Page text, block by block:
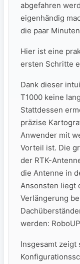
abgefahren
eigenhändig
die paar
Hier ⁢ist ‌eine
ersten Schritte
Dank dieser
T1000 keine
Stattdessen
präzise‍
Anwender mit
Vorteil ‍ist. Die
der RTK-
die Antenne in
Ansonsten liegt
Verlängerung
werden:
Insgesamt zeigt